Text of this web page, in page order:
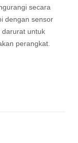
secara
dengan sensor
darurat untuk
perangkat.